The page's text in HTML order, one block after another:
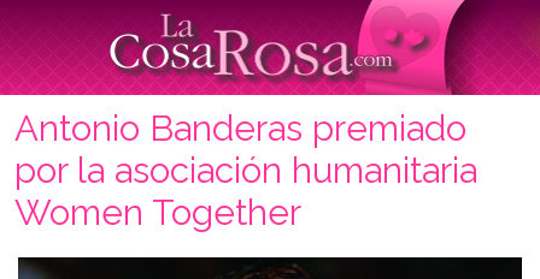
Antonio Banderas premiado
por la asociación humanitaria
Women Together